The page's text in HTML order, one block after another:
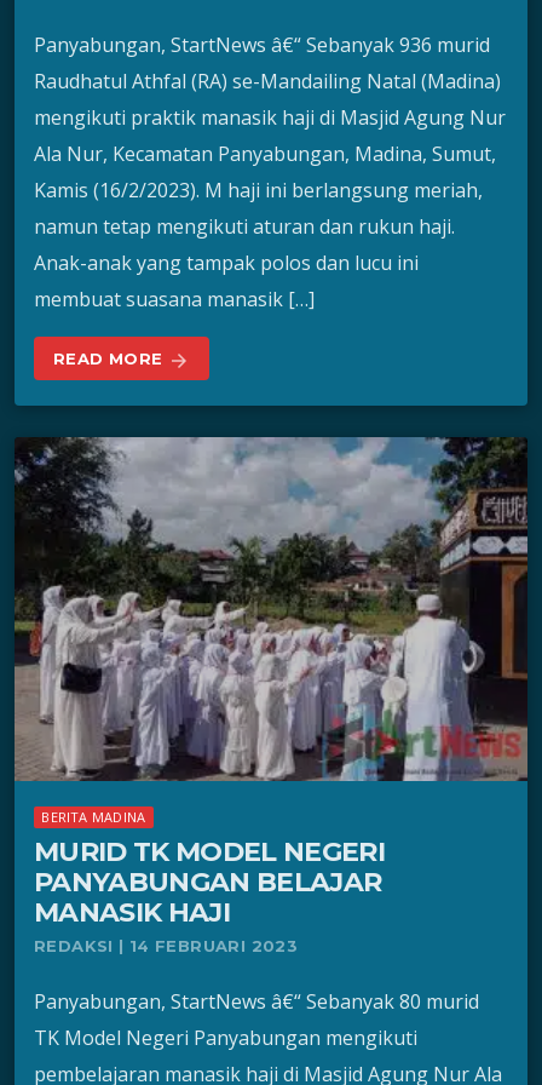
Panyabungan, StartNews â€“ Sebanyak 936 murid
Raudhatul Athfal (RA) se-Mandailing Natal (Madina)
mengikuti praktik manasik haji di Masjid Agung Nur
Ala Nur, Kecamatan Panyabungan, Madina, Sumut,
Kamis (16/2/2023). M haji ini berlangsung meriah,
namun tetap mengikuti aturan dan rukun haji.
Anak-anak yang tampak polos dan lucu ini
membuat suasana manasik […]
READ MORE arrow_forward
BERITA MADINA
MURID TK MODEL NEGERI
PANYABUNGAN BELAJAR
MANASIK HAJI
REDAKSI | 14 FEBRUARI 2023
Panyabungan, StartNews â€“ Sebanyak 80 murid
TK Model Negeri Panyabungan mengikuti
pembelajaran manasik haji di Masjid Agung Nur Ala